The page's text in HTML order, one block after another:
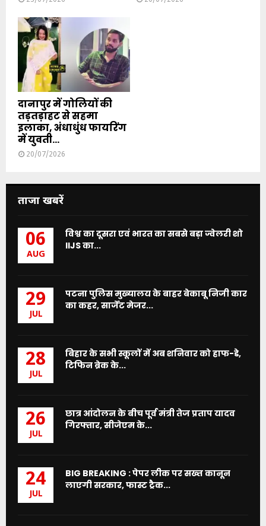
दानापुर में गोलियों की
तड़तड़ाहट से सहमा
इलाका, अंधाधुंध फायरिंग
में युवती...
20/07/2026
ताजा खबरें
06
AUG
विश्व का दूसरा एवं भारत का सबसे बड़ा ज्वेलरी शो
IIJS का...
29
JUL
पटना पुलिस मुख्यालय के बाहर बेकाबू निजी कार
का कहर, सार्जेंट मेजर...
28
JUL
बिहार के सभी स्कूलों में अब शनिवार को हाफ-डे,
टिफिन ब्रेक के...
26
JUL
छात्र आंदोलन के बीच पूर्व मंत्री तेज प्रताप यादव
गिरफ्तार, सीजेएम के...
24
JUL
BIG BREAKING : पेपर लीक पर सख्त कानून
लाएगी सरकार, फास्ट ट्रैक...